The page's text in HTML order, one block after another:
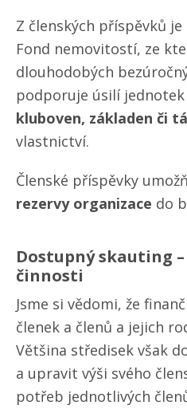
Z členských příspěvků
Fond nemovitostí, ze
dlouhodobých
podporuje úsilí jednotek
kluboven, základen či
vlastnictví.
Členské příspěvky
rezervy organizace do
Dostupný skauting
činnosti
Jsme si vědomi, že
členek a členů a jejich
Většina středisek však
a upravit výši svého
potřeb jednotlivých